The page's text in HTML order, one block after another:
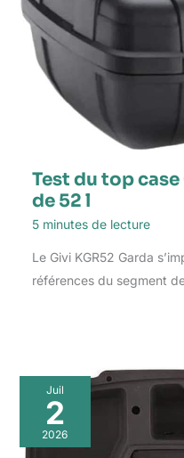
Test du top
de 52 l
5 minutes de lecture
Le Givi KGR52 Garda
références du segment
Juil
2
2026